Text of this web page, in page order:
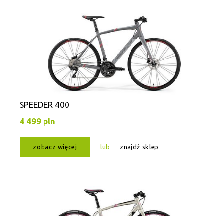
SPEEDER 400
4 499 pln
zobacz więcej lub znajdź sklep